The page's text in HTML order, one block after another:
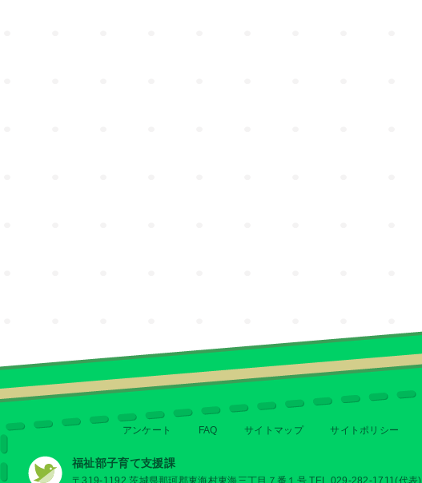
アンケート FAQ サイトマップ サイトポリシー
福祉部子育て支援課
〒319-1192 茨城県那珂郡東海村東海三丁目７番１号 TEL 029-282-1711(代表)